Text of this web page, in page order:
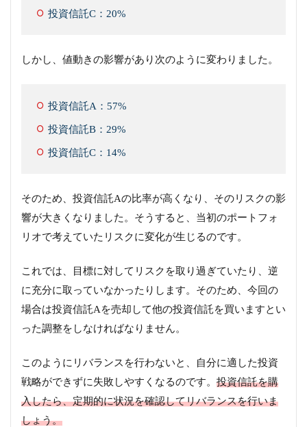
投資信託C：20%
しかし、値動きの影響があり次のように変わりました。
投資信託A：57%
投資信託B：29%
投資信託C：14%
そのため、投資信託Aの比率が高くなり、そのリスクの影
響が大きくなりました。そうすると、当初のポートフォ
リオで考えていたリスクに変化が生じるのです。
これでは、目標に対してリスクを取り過ぎていたり、逆
に充分に取っていなかったりします。そのため、今回の
場合は投資信託Aを売却して他の投資信託を買いますとい
った調整をしなければなりません。
このようにリバランスを行わないと、自分に適した投資
戦略ができずに失敗しやすくなるのです。 投資信託を購
入したら、定期的に状況を確認してリバランスを行いま
しょう。